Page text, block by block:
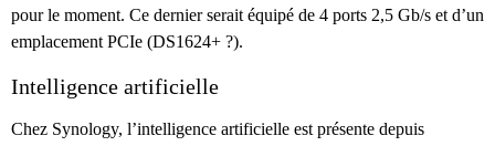
pour le moment. Ce dernier serait équipé de 4 ports 2,5 Gb/s et d’un
emplacement PCIe (DS1624+ ?).
Intelligence artificielle
Chez Synology, l’intelligence artificielle est présente depuis